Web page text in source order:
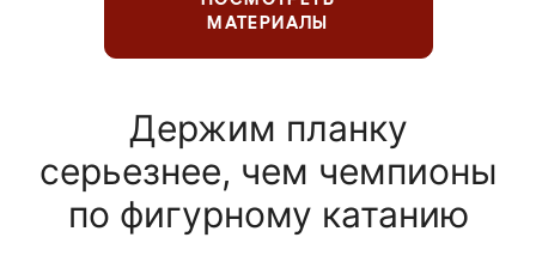
МАТЕРИАЛЫ
Держим планку
серьезнее, чем чемпионы
по фигурному катанию